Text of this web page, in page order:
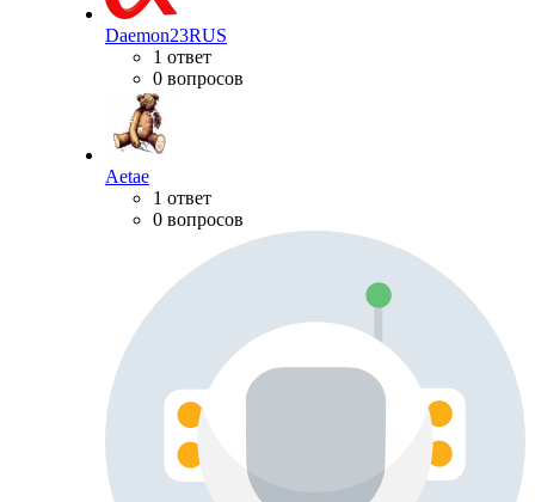
Daemon23RUS
1 ответ
0 вопросов
Aetae
1 ответ
0 вопросов